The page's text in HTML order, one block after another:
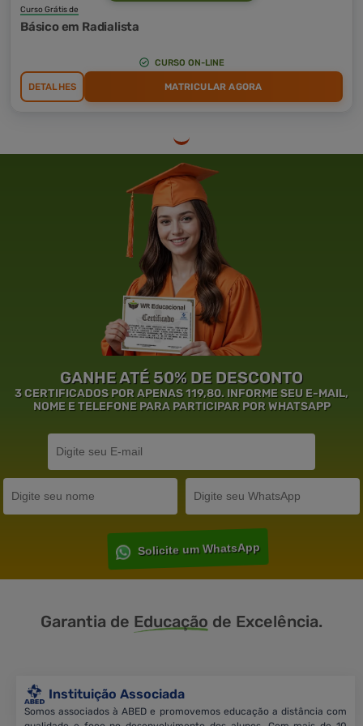
Curso Grátis de
Básico em Radialista
CURSO ON-LINE
DETALHES MATRICULAR AGORA
GANHE ATÉ 50% DE DESCONTO
3 CERTIFICADOS POR APENAS 119,80. INFORME SEU E-MAIL,
NOME E TELEFONE PARA PARTICIPAR POR WHATSAPP
Solicite um WhatsApp
Garantia de Educação de Excelência.
Instituição Associada
Somos associados à ABED e promovemos educação a distância com